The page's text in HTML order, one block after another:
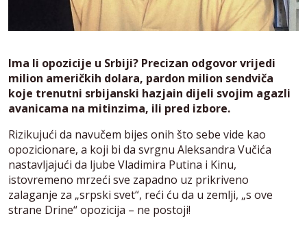
Ima li opozicije u Srbiji? Precizan odgovor vrijedi
milion američkih dolara, pardon milion sendviča
koje trenutni srbijanski hazjain dijeli svojim agazli
avanicama na mitinzima, ili pred izbore.
Rizikujući da navučem bijes onih što sebe vide kao
opozicionare, a koji bi da svrgnu Aleksandra Vučića
nastavljajući da ljube Vladimira Putina i Kinu,
istovremeno mrzeći sve zapadno uz prikriveno
zalaganje za „srpski svet“, reći ću da u zemlji, „s ove
strane Drine“ opozicija – ne postoji!